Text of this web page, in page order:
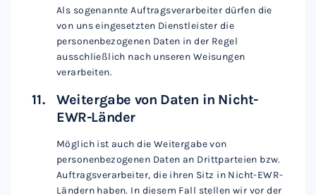
Als sogenannte Auftragsverarbeiter dürfen die
von uns eingesetzten Dienstleister die
personenbezogenen Daten in der Regel
ausschließlich nach unseren Weisungen
verarbeiten.
Weitergabe von Daten in Nicht-
EWR-Länder
Möglich ist auch die Weitergabe von
personenbezogenen Daten an Drittparteien bzw.
Auftragsverarbeiter, die ihren Sitz in Nicht-EWR-
Ländern haben. In diesem Fall stellen wir vor der